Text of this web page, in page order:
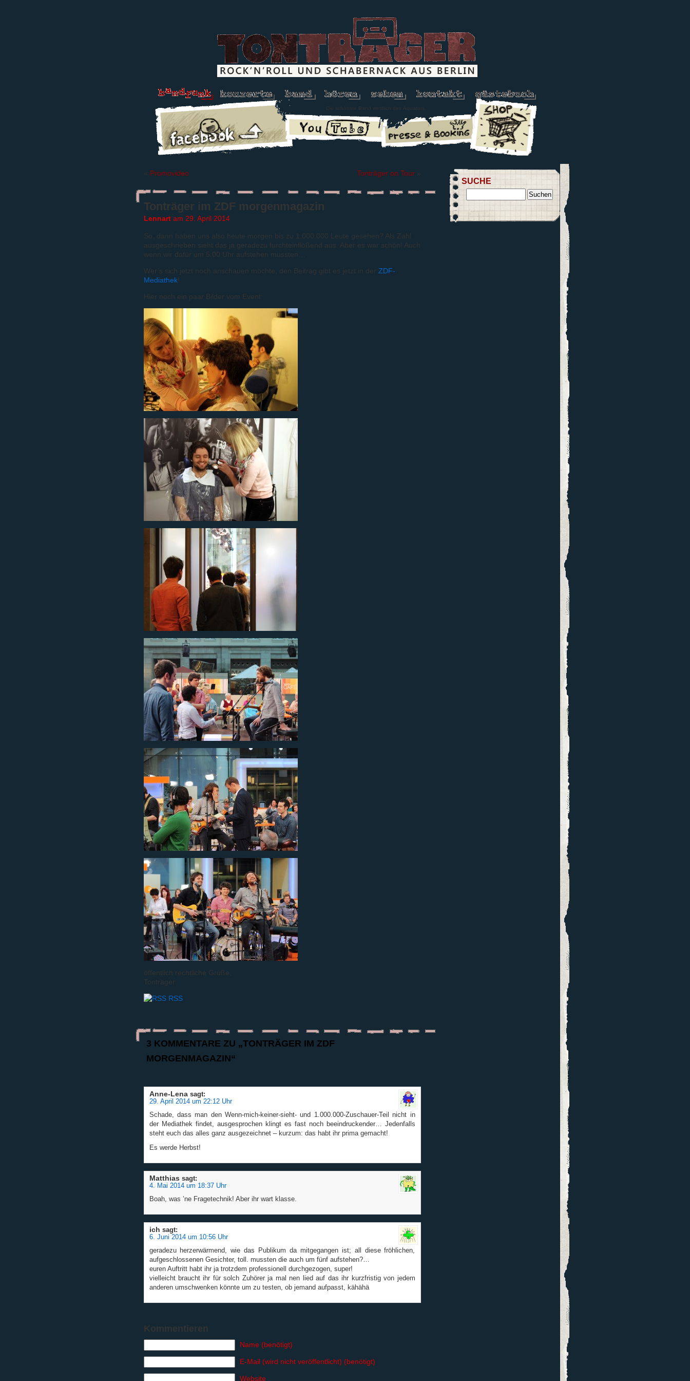
Die schönste Band westlich des Äquators.
« Promovideo Tonträger on Tour»
Tonträger im ZDF morgenmagazin
Lennartam 29. April 2014
So, dann haben uns also heute morgen bis zu 1.000.000 Leute gesehen? Als Zahl
ausgeschrieben sieht das ja geradezu furchteinflößend aus. Aber es war schön! Auch
wenn wir dafür um 5:00 Uhr aufstehen mussten…
Wer’s sich jetzt noch anschauen möchte, den Beitrag gibt es jetzt in der ZDF-
Mediathek!
Hier noch ein paar Bilder vom Event:
öffentlich rechtliche Grüße,
Tonträger
RSS
3 KOMMENTARE ZU „TONTRÄGER IM ZDF
MORGENMAGAZIN“
Anne-Lena sagt:
29. April 2014 um 22:12 Uhr
Schade, dass man den Wenn-mich-keiner-sieht- und 1.000.000-Zuschauer-Teil nicht in
der Mediathek findet, ausgesprochen klingt es fast noch beeindruckender… Jedenfalls
steht euch das alles ganz ausgezeichnet – kurzum: das habt ihr prima gemacht!
Es werde Herbst!
Matthias sagt:
4. Mai 2014 um 18:37 Uhr
Boah, was ’ne Fragetechnik! Aber ihr wart klasse.
ich sagt:
6. Juni 2014 um 10:56 Uhr
geradezu herzerwärmend, wie das Publikum da mitgegangen ist; all diese fröhlichen,
aufgeschlossenen Gesichter, toll. mussten die auch um fünf aufstehen?…
euren Auftritt habt ihr ja trotzdem professionell durchgezogen, super!
vielleicht braucht ihr für solch Zuhörer ja mal nen lied auf das ihr kurzfristig von jedem
anderen umschwenken könnte um zu testen, ob jemand aufpasst, kähähä
Kommentieren
Name (benötigt)
E-Mail (wird nicht veröffentlicht) (benötigt)
Website
SUCHE